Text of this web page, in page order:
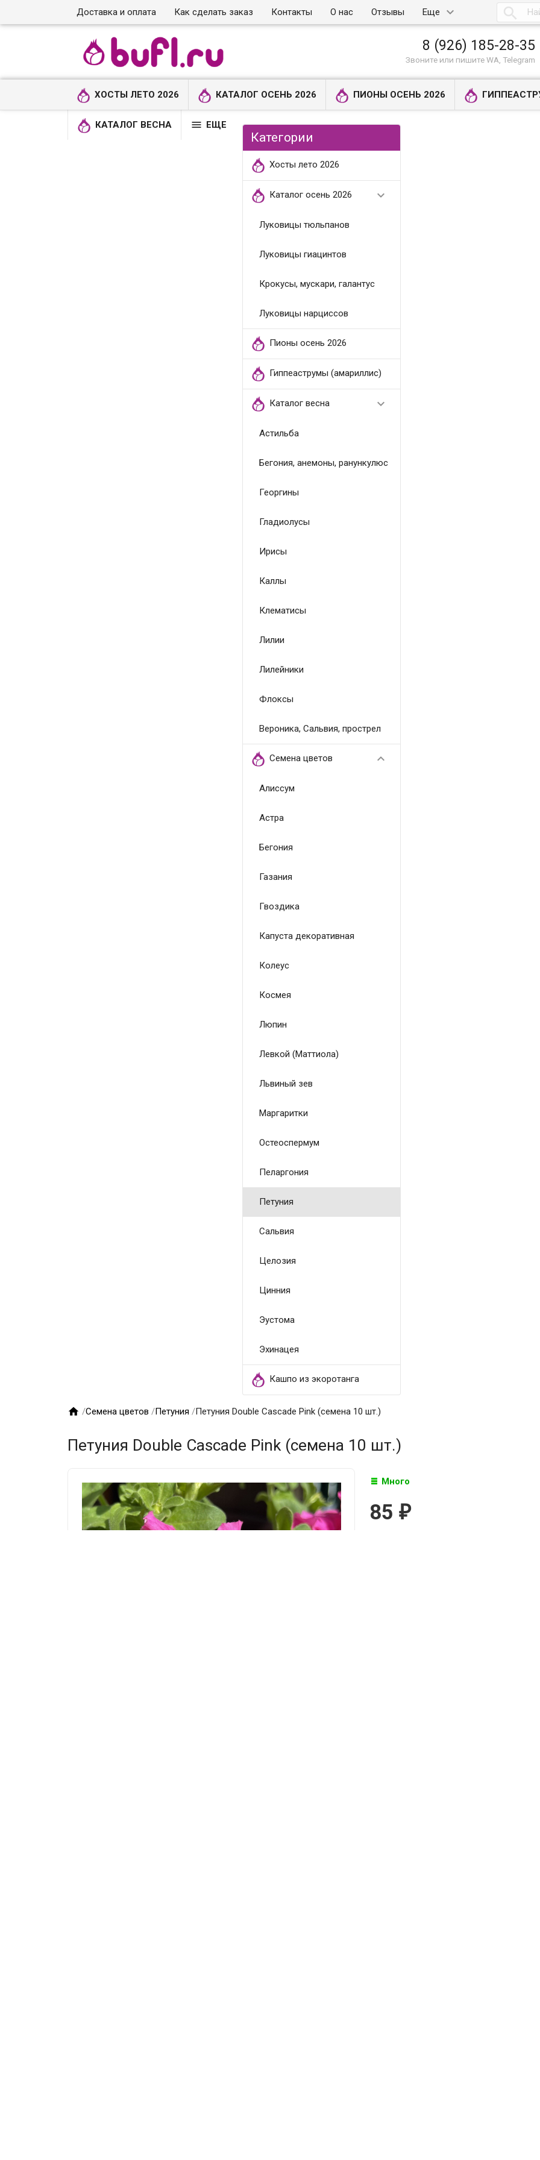
Доставка и оплата Как сделать заказ Контакты О нас Отзывы Еще 
8 (926) 185-28-35
Звоните или пишите WA, Telegram
ХОСТЫ ЛЕТО 2026 КАТАЛОГ ОСЕНЬ 2026 ПИОНЫ ОСЕНЬ 2026
КАТАЛОГ ВЕСНА  ЕЩЕ
Категории
Хосты лето 2026
Каталог осень 2026 
Луковицы тюльпанов
Луковицы гиацинтов
Крокусы, мускари, галантус
Луковицы нарциссов
Пионы осень 2026
Гиппеаструмы (амариллис)
Каталог весна 
Астильба
Бегония, анемоны, ранункулюс
Георгины
Гладиолусы
Ирисы
Каллы
Клематисы
Лилии
Лилейники
Флоксы
Вероника, Сальвия, прострел
Семена цветов 
Алиссум
Астра
Бегония
Газания
Гвоздика
Капуста декоративная
Колеус
Космея
Люпин
Левкой (Маттиола)
Львиный зев
Маргаритки
Остеоспермум
Пеларгония
Петуния
Сальвия
Целозия
Цинния
Эустома
Эхинацея
Кашпо из экоротанга
 /Семена цветов /Петуния /Петуния Double Cascade Pink (семена 10 шт.)
Петуния Double Cascade Pink (семена 10 шт.)
Много
85 ₽